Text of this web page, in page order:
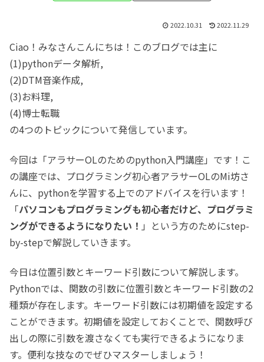
2022.10.31 2022.11.29
Ciao！みなさんこんにちは！このブログでは主に
(1)pythonデータ解析,
(2)DTM音楽作成,
(3)お料理,
(4)博士転職
の4つのトピックについて発信しています。
今回は「アラサーOLのためのpython入門講座」です！こ
の講座では、プログラミング初心者アラサーOLのMi坊さ
んに、pythonを学習する上でのアドバイスを行います！
「パソコンもプログラミングも初心者だけど、プログラミ
ングができるようになりたい！ 」という方のためにstep-
by-stepで解説していきます。
今日は位置引数とキーワード引数について解説します。
Pythonでは、関数の引数に位置引数とキーワード引数の2
種類が存在します。キーワード引数には初期値を設定する
ことができます。初期値を設定しておくことで、関数呼び
出しの際に引数を渡さなくても実行できるようになりま
す。便利な技なのでぜひマスターしましょう！